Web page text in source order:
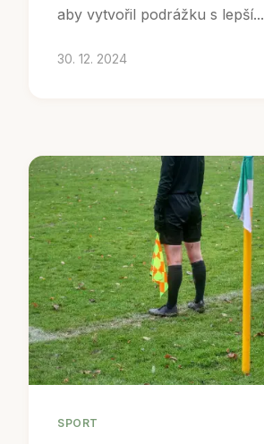
aby vytvořil podrážku s lepší...
30. 12. 2024
SPORT